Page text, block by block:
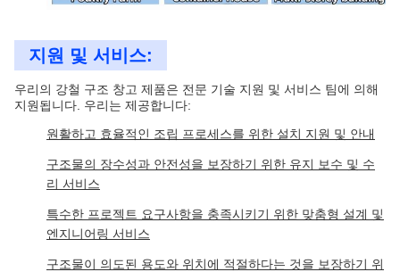
지원 및 서비스:
우리의 강철 구조 창고 제품은 전문 기술 지원 및 서비스 팀에 의해
지원됩니다. 우리는 제공합니다:
원활하고 효율적인 조립 프로세스를 위한 설치 지원 및 안내
구조물의 장수성과 안전성을 보장하기 위한 유지 보수 및 수
리 서비스
특수한 프로젝트 요구사항을 충족시키기 위한 맞춤형 설계 및
엔지니어링 서비스
구조물이 의도된 용도와 위치에 적절하다는 것을 보장하기 위